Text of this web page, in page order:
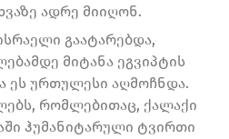
ადრე მიიღონ.
გაატარებდა,
მიტანა ეგვიპტის
ეს ურთულესი აღმოჩნდა.
რომლებითაც, ქალაქი
ჰუმანიტარული ტვირთი